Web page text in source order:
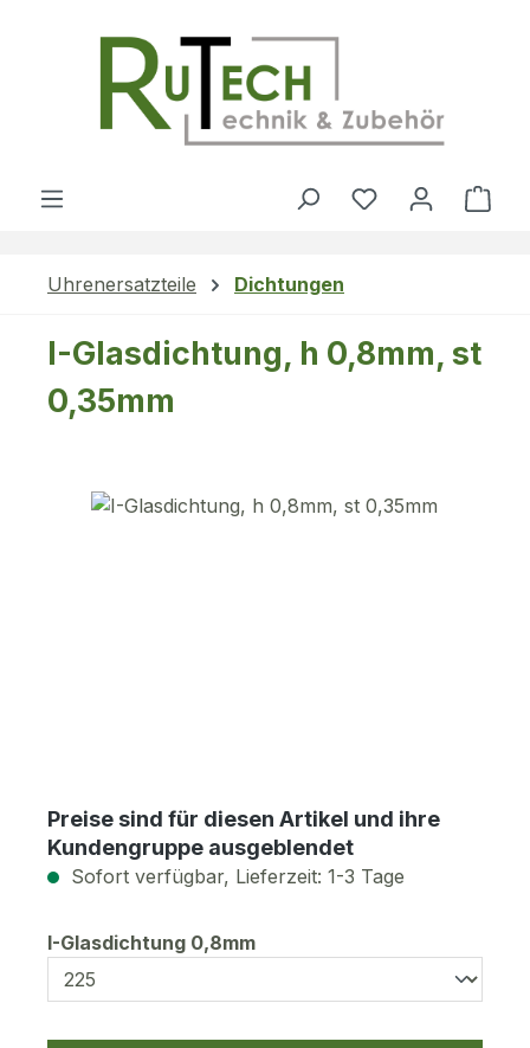
Du hast 0
Uhrenersatzteile Dichtungen
I-Glasdichtung, h 0,8mm, st
0,35mm
Bildergalerie überspringen
Preise sind für diesen Artikel und ihre
Kundengruppe ausgeblendet
Sofort verfügbar, Lieferzeit: 1-3 Tage
I-Glasdichtung 0,8mmauswählen